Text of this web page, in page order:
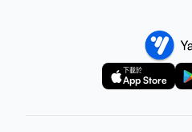
下載於
App Store